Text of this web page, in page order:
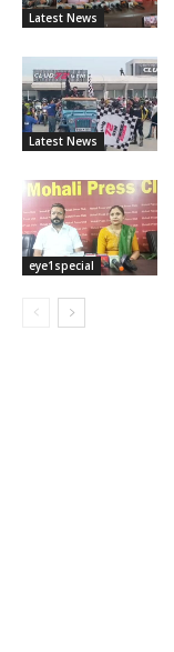
Latest News
Latest News
eye1special